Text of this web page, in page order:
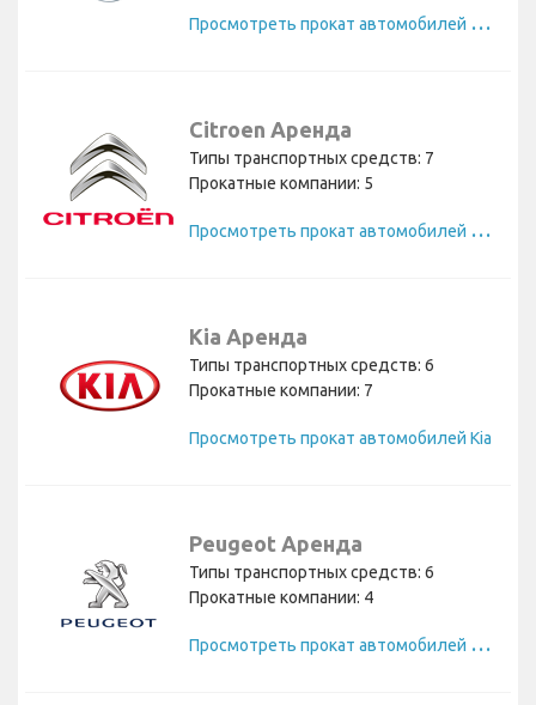
П
росмотреть прокат автомобилей Opel
Citroen Аренда
Типы транспортных средств: 7
Прокатные компании: 5
П
росмотреть прокат автомобилей Citroen
Kia Аренда
Типы транспортных средств: 6
Прокатные компании: 7
Просмотреть прокат автомобилей Kia
Peugeot Аренда
Типы транспортных средств: 6
Прокатные компании: 4
П
росмотреть прокат автомобилей Peugeot